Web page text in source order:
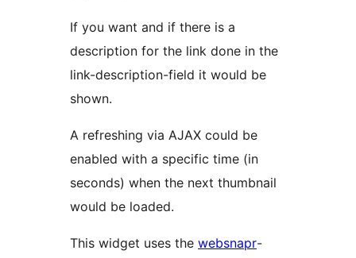
If you want and if there is a
description for the link done in the
link-description-field it would be
shown.
A refreshing via AJAX could be
enabled with a specific time (in
seconds) when the next thumbnail
would be loaded.
This widget uses the websnapr-